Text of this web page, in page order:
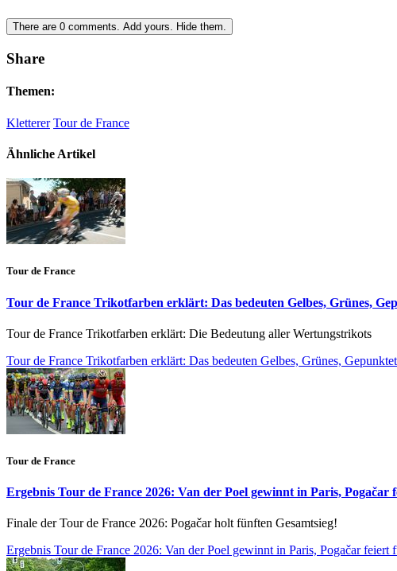
There are 0 comments. Add yours. Hide them.
Share
Themen:
Kletterer Tour de France
Ähnliche Artikel
Tour de France
Tour de France Trikotfarben erklärt: Das bedeuten Gelbes, Grünes,
Tour de France Trikotfarben erklärt: Die Bedeutung aller Wertungstrikots
Tour de France Trikotfarben erklärt: Das bedeuten Gelbes, Grünes,
Tour de France
Ergebnis Tour de France 2026: Van der Poel gewinnt in Paris, Pogačar
Finale der Tour de France 2026: Pogačar holt fünften Gesamtsieg!
Ergebnis Tour de France 2026: Van der Poel gewinnt in Paris, Pogačar feiert